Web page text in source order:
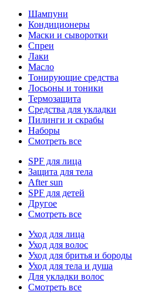
Шампуни
Кондиционеры
Маски и сыворотки
Спреи
Лаки
Масло
Тонирующие средства
Лосьоны и тоники
Термозащита
Средства для укладки
Пилинги и скрабы
Наборы
Смотреть все
SPF для лица
Защита для тела
After sun
SPF для детей
Другое
Смотреть все
Уход для лица
Уход для волос
Уход для бритья и бороды
Уход для тела и душа
Для укладки волос
Смотреть все